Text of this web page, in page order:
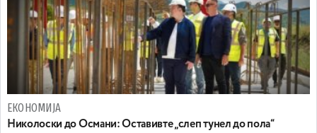
ЕКОНОМИЈА
Николоски до Османи: Oставивте „слеп тунел до пола“